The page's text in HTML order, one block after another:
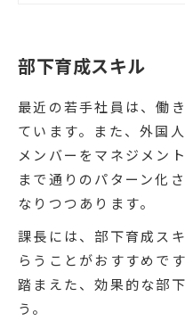
部下育成スキル
最近の若手社員は、働
ています。また、外国
メンバーをマネジメン
まで通りのパターン化
なりつつあります。
課長には、部下育成ス
らうことがおすすめで
踏まえた、効果的な部
う。